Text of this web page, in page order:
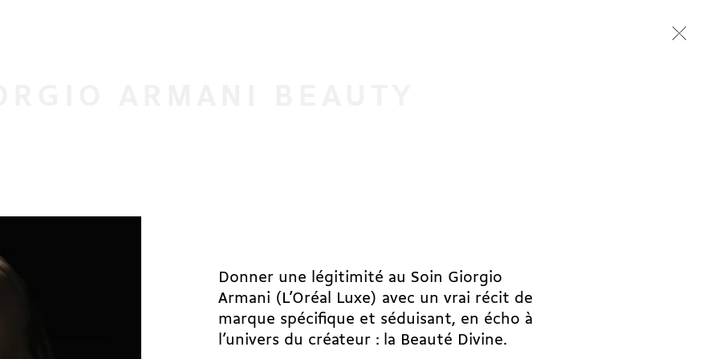
Donner une légitimité au Soin Giorgio
Armani (L’Oréal Luxe) avec un vrai récit de
marque spécifique et séduisant, en écho à
l’univers du créateur : la Beauté Divine.